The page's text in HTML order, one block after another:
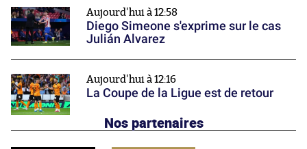
Aujourd'hui à 12:58
Diego Simeone s'exprime sur le cas
Julián Alvarez
Aujourd'hui à 12:16
La Coupe de la Ligue est de retour
Nos partenaires